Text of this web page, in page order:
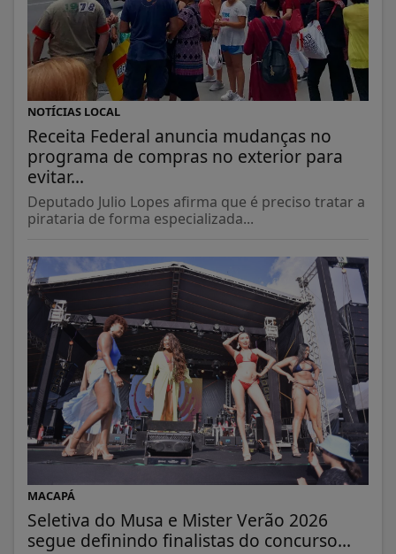
NOTÍCIAS LOCAL
Receita Federal anuncia mudanças no
programa de compras no exterior para
evitar...
Deputado Julio Lopes afirma que é preciso tratar a
pirataria de forma especializada...
MACAPÁ
Seletiva do Musa e Mister Verão 2026
segue definindo finalistas do concurso...